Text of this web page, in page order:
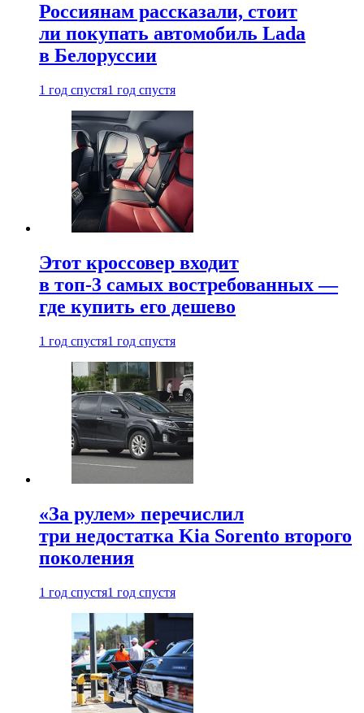
Россиянам рассказали, стоит
ли покупать автомобиль Lada
в Белоруссии
1 год спустя1 год спустя
Этот кроссовер входит
в топ-3 самых востребованных —
где купить его дешево
1 год спустя1 год спустя
«За рулем» перечислил
три недостатка Kia Sorento второго
поколения
1 год спустя1 год спустя